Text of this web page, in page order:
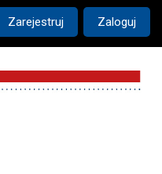
The current language is:
Zarejestruj Zaloguj